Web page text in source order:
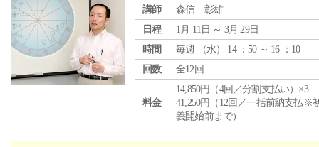
講師
森信 彰雄
日程
1月 11日 ～ 3月 29日
時間
毎週 （水） 14 ：50 ～ 16 ：10
回数
全12回
料金
14,850円（4回／分割支払い）×3
41,250円（12回／一括前納支払※
義開始前まで）